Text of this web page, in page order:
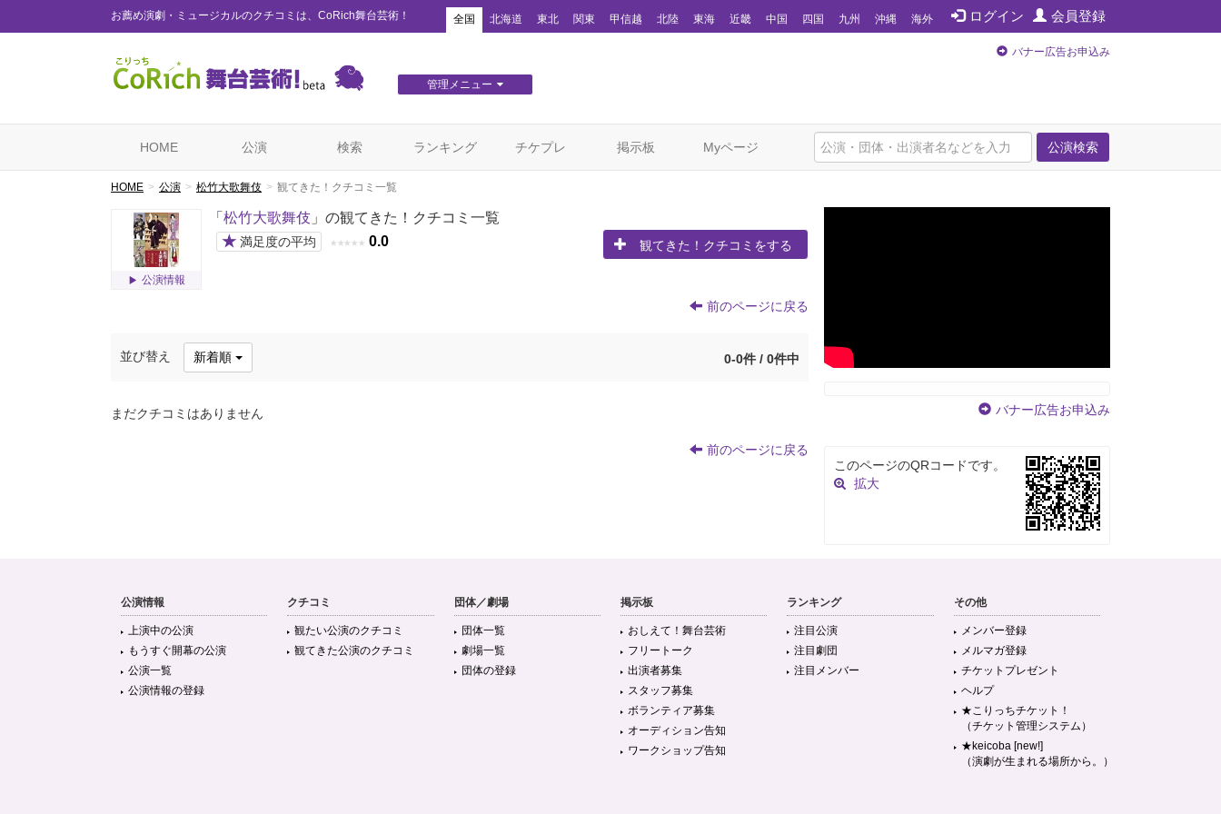
お薦め演劇・ミュージカルのクチコミは、CoRich舞台芸術！ ログイン 会員登録
全国 北海道 東北 関東 甲信越 北陸 東海 近畿 中国 四国 九州 沖縄 海外
管理メニュー
バナー広告お申込み
公演検索
HOME 公演 検索 ランキング チケプレ 掲示板 Myページ
HOME 公演 松竹大歌舞伎 観てきた！クチコミ一覧
公演情報
「 松竹大歌舞伎 」の観てきた！クチコミ一覧
★ 満足度の平均 ★ ★ ★ ★ ★ 0.0 観てきた！クチコミをする
前のページに戻る
並び替え 新着順 0-0件 / 0件中
まだクチコミはありません
前のページに戻る
バナー広告お申込み
このページのQRコードです。
拡大
公演情報
上演中の公演
もうすぐ開幕の公演
公演一覧
公演情報の登録
クチコミ
観たい公演のクチコミ
観てきた公演のクチコミ
団体／劇場
団体一覧
劇場一覧
団体の登録
掲示板
おしえて！舞台芸術
フリートーク
出演者募集
スタッフ募集
ボランティア募集
オーディション告知
ワークショップ告知
ランキング
注目公演
注目劇団
注目メンバー
その他
メンバー登録
メルマガ登録
チケットプレゼント
ヘルプ
★こりっちチケット！
（チケット管理システム）
★keicoba [new!]
（演劇が生まれる場所から。）